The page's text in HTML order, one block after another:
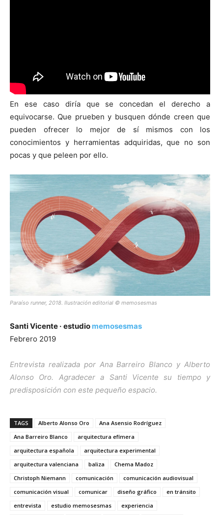
En ese caso diría que se concedan el derecho a
equivocarse. Que prueben y busquen dónde creen que
pueden ofrecer lo mejor de sí mismos con los
conocimientos y herramientas adquiridas, que no son
pocas y que peleen por ello.
Paraíso runner, 2018. Ilustración editorial © memosesmas
Santi Vicente · estudio memosesmas
Febrero 2019
Entrevista realizada por Ana Barreiro Blanco y Alberto
Alonso Oro. Agradecer a Santi Vicente su tiempo y
predisposición con este pequeño espacio.
TAGS Alberto Alonso Oro
Ana Asensio Rodríguez
Ana Barreiro Blanco
arquitectura efímera
arquitectura española
arquitectura experimental
arquitectura valenciana
baliza
Chema Madoz
Christoph Niemann
comunicación
comunicación audiovisual
comunicación visual
comunicar diseño gráfico
en tránsito
entrevista
estudio memosesmas
experiencia